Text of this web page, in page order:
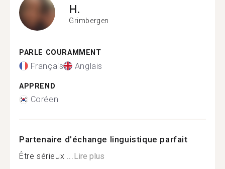
H.
Grimbergen
PARLE COURAMMENT
Français Anglais
APPREND
Coréen
Partenaire d'échange linguistique parfait
Être sérieux ...Lire plus